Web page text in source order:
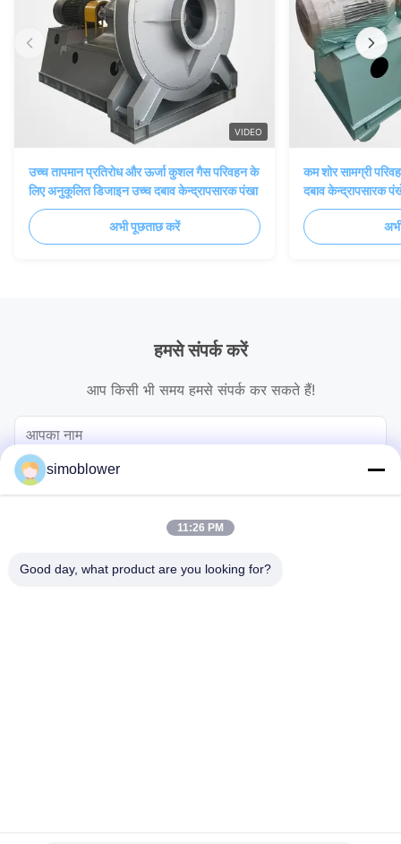
VIDEO
उच्च तापमान प्रतिरोध और ऊर्जा कुशल गैस परिवहन के
लिए अनुकूलित डिजाइन उच्च दबाव केन्द्रापसारक पंखा
अभी पूछताछ करें
कम शोर सामग्री
दबाव केन्द्रापसारक
हमसे संपर्क करें
आप किसी भी समय हमसे संपर्क कर सकते हैं!
simoblower
11:26 PM
Good day, what product are you looking for?